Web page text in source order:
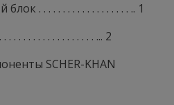
. . . . . . . . . . . . . . . . . . . .. 1
. . . . . . . . . . . . . . . . ... 2
SCHER-KHAN